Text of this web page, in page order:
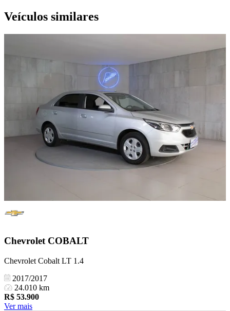
Veículos similares
Chevrolet COBALT
Chevrolet Cobalt LT 1.4
2017/2017
24.010 km
R$ 53.900
Ver mais